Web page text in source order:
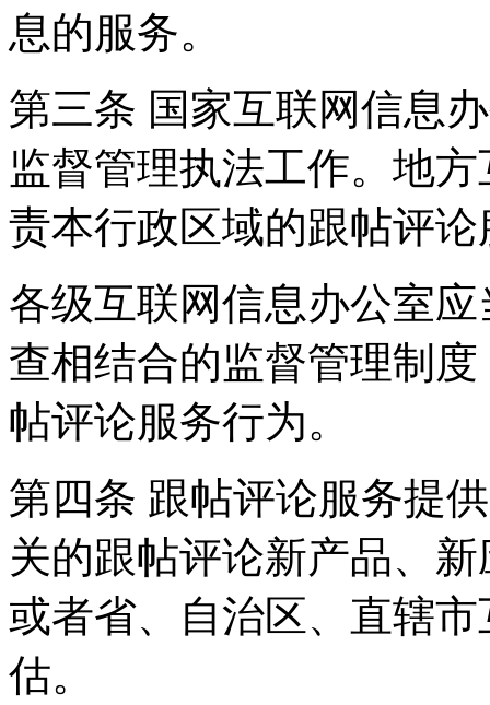
息的服务。
第三条 国家互联网信息
监督管理执法工作。地
责本行政区域的跟帖评
各级互联网信息办公室
查相结合的监督管理制
帖评论服务行为。
第四条 跟帖评论服务提
关的跟帖评论新产品、
或者省、自治区、直辖
估。